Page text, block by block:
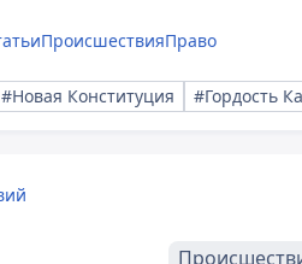
ПроисшествияПраво
#Новая Конституция #Гордость